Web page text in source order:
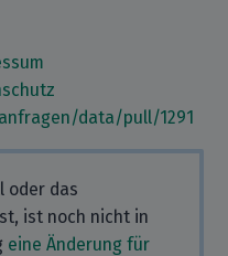
data/pull/1291
oder das
ist noch nicht in
eine Änderung für